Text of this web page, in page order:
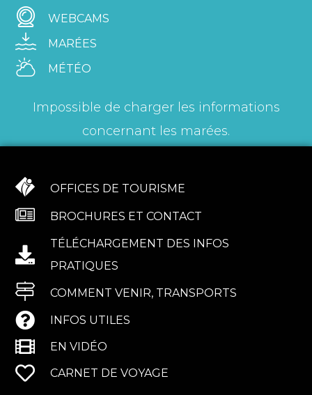
WEBCAMS
MARÉES
MÉTÉO
Impossible de charger les informations
concernant les marées.
OFFICES DE TOURISME
BROCHURES ET CONTACT
TÉLÉCHARGEMENT DES INFOS
PRATIQUES
COMMENT VENIR, TRANSPORTS
INFOS UTILES
EN VIDÉO
CARNET DE VOYAGE